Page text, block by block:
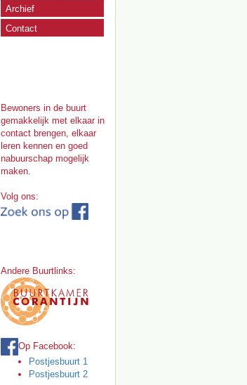
Archief
Contact
Bewoners in de buurt
gemakkelijk met elkaar in
contact brengen, elkaar
leren kennen en goed
nabuurschap mogelijk
maken.
Volg ons:
Andere Buurtlinks:
Op Facebook:
Postjesbuurt 1
Postjesbuurt 2